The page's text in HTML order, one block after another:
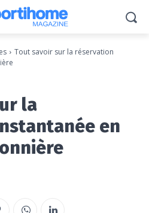
Tout savoir sur la réservation
la
en